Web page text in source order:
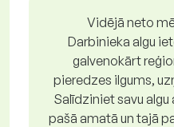
Vidējā neto
Darbinieka algu
galvenokārt
pieredzes ilgums,
Salīdziniet savu
pašā amatā un tajā